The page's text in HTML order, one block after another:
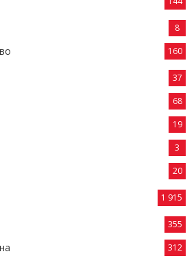
8
160
37
68
19
3
20
1 915
355
312